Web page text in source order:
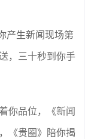
产生新闻现场第
，三十秒到你手
你品位，《新闻
《贵圈》陪你揭